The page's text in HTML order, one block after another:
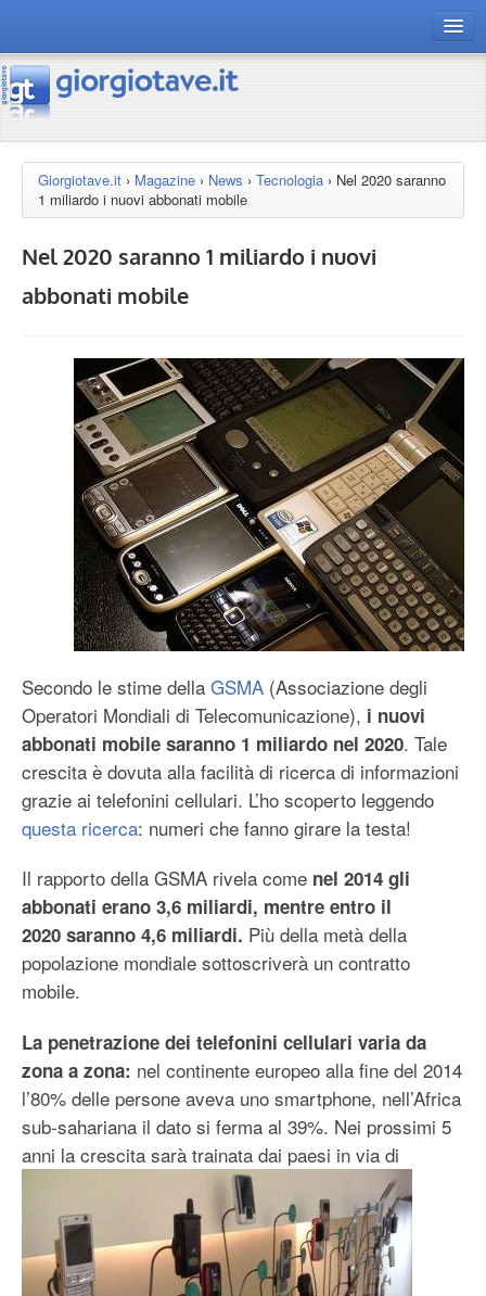
connect gt
risorse
Chi siamo
Giorgiotave.it › Magazine › News › Tecnologia › Nel 2020 saranno
1 miliardo i nuovi abbonati mobile
Nel 2020 saranno 1 miliardo i nuovi
abbonati mobile
Secondo le stime della GSMA (Associazione degli
Operatori Mondiali di Telecomunicazione), i nuovi
abbonati mobile saranno 1 miliardo nel 2020. Tale
crescita è dovuta alla facilità di ricerca di informazioni
grazie ai telefonini cellulari. L’ho scoperto leggendo
questa ricerca: numeri che fanno girare la testa!
Il rapporto della GSMA rivela come nel 2014 gli
abbonati erano 3,6 miliardi, mentre entro il
2020 saranno 4,6 miliardi. Più della metà della
popolazione mondiale sottoscriverà un contratto
mobile.
La penetrazione dei telefonini cellulari varia da
zona a zona: nel continente europeo alla fine del 2014
l’80% delle persone aveva uno smartphone, nell’Africa
sub-sahariana il dato si ferma al 39%. Nei prossimi 5
anni la crescita sarà trainata dai paesi in via di